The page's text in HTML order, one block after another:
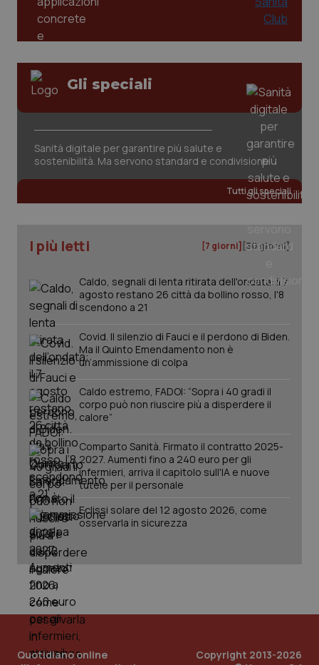
Gli speciali
Sanità digitale per garantire più salute e
sostenibilità. Ma servono standard e condivisione
Tutti gli speciali
I più letti [7 giorni] [30 giorni]
Caldo, segnali di lenta ritirata dell'ondata: il 7
agosto restano 26 città da bollino rosso, l'8
scendono a 21
Covid. Il silenzio di Fauci e il perdono di Biden.
Ma il Quinto Emendamento non è
un’ammissione di colpa
Caldo estremo, FADOI: “Sopra i 40 gradi il
corpo può non riuscire più a disperdere il
calore”
Comparto Sanità. Firmato il contratto 2025-
2027. Aumenti fino a 240 euro per gli
infermieri, arriva il capitolo sull'IA e nuove
tutele per il personale
Eclissi solare del 12 agosto 2026, come
osservarla in sicurezza
Quotidiano online
Copyright 2013-2026
tracking-sites-ironfish-
tracking-enable
www.quotidianosanita.it
session-id
_ga